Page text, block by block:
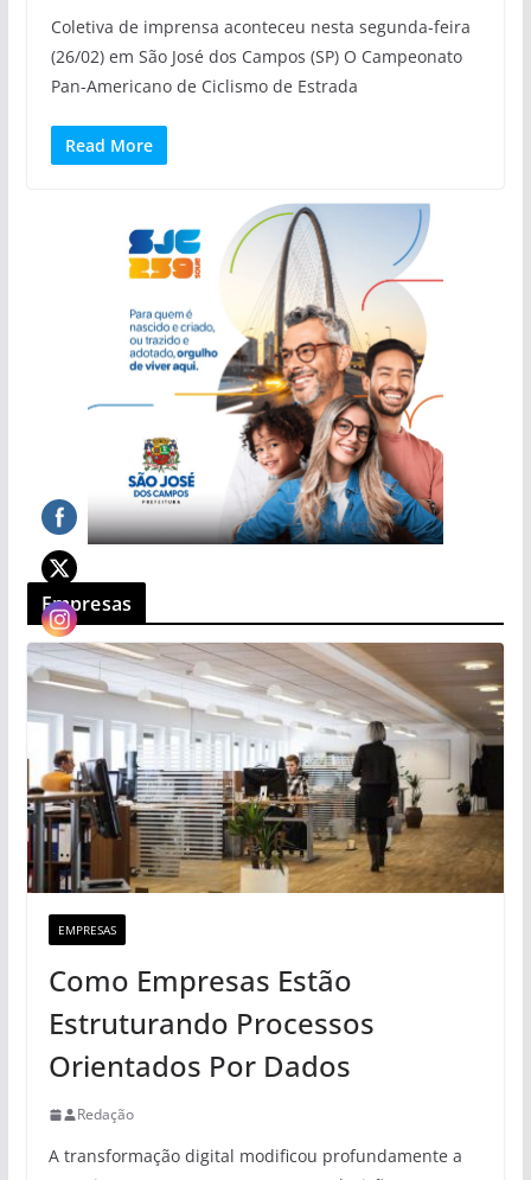
Coletiva de imprensa aconteceu nesta segunda-feira
(26/02) em São José dos Campos (SP) O Campeonato
Pan-Americano de Ciclismo de Estrada
Read More
Empresas
EMPRESAS
Como Empresas Estão
Estruturando Processos
Orientados Por Dados
Redação
A transformação digital modificou profundamente a